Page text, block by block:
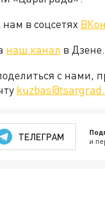
в соцсетях
наш канал в
с нами,
ТЕЛЕГРАМ и